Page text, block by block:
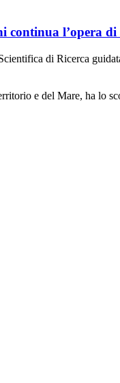
continua l’opera
di Ricerca
e del Mare, ha lo